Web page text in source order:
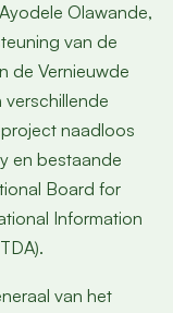
Olawande,
van de
de Vernieuwde
naadloos
en bestaande
Board for
Information
van het